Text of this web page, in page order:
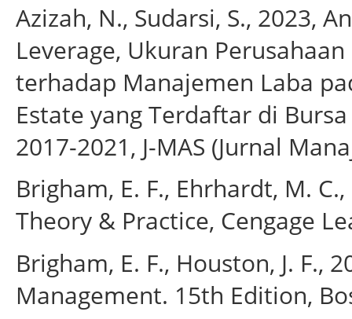
Azizah, N., Sudarsi, S., 2023,
Leverage, Ukuran
terhadap Manajemen Laba
Estate yang Terdaftar di
2017-2021, J-MAS (Jurnal
Brigham, E. F., Ehrhardt, M.
Theory & Practice, Cengage
Brigham, E. F., Houston, J. F.,
Management. 15th Edition,